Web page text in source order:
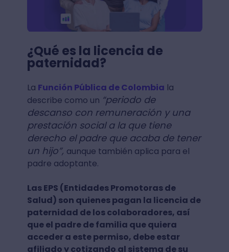
¿Qué es la licencia de
paternidad?
La Función Pública de Colombia la
describe como un “periodo de
descanso con remuneración y una
prestación social a la que tiene
derecho el padre que acaba de tener
un hijo”, aunque también aplica para el
padre adoptante.
Las EPS (Entidades Promotoras de
Salud) son quienes pagan la licencia de
paternidad de los colaboradores, así
que el padre de familia que quiera
acceder a este permiso, debe estar
afiliado y cotizando al sistema de su